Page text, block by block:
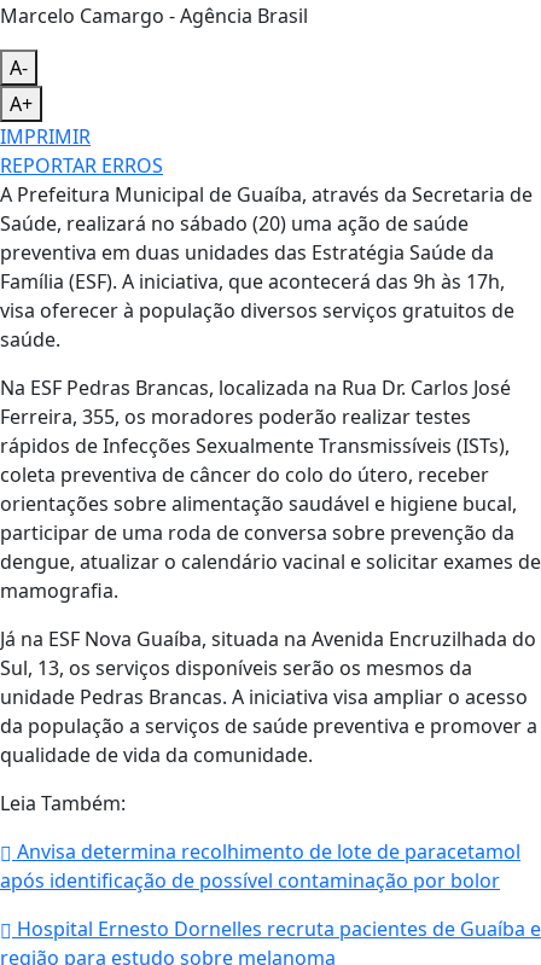
Marcelo Camargo - Agência Brasil
A-
A+
IMPRIMIR
REPORTAR ERROS
A Prefeitura Municipal de Guaíba, através da Secretaria de
Saúde, realizará no sábado (20) uma ação de saúde
preventiva em duas unidades das Estratégia Saúde da
Família (ESF). A iniciativa, que acontecerá das 9h às 17h,
visa oferecer à população diversos serviços gratuitos de
saúde.
Na ESF Pedras Brancas, localizada na Rua Dr. Carlos José
Ferreira, 355, os moradores poderão realizar testes
rápidos de Infecções Sexualmente Transmissíveis (ISTs),
coleta preventiva de câncer do colo do útero, receber
orientações sobre alimentação saudável e higiene bucal,
participar de uma roda de conversa sobre prevenção da
dengue, atualizar o calendário vacinal e solicitar exames de
mamografia.
Já na ESF Nova Guaíba, situada na Avenida Encruzilhada do
Sul, 13, os serviços disponíveis serão os mesmos da
unidade Pedras Brancas. A iniciativa visa ampliar o acesso
da população a serviços de saúde preventiva e promover a
qualidade de vida da comunidade.
Leia Também:
Anvisa determina recolhimento de lote de paracetamol
após identificação de possível contaminação por bolor
Hospital Ernesto Dornelles recruta pacientes de Guaíba e
região para estudo sobre melanoma